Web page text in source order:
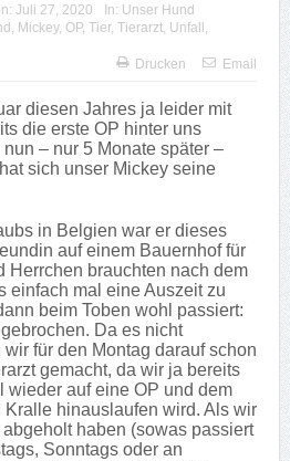
Juli 27, 2020 In: Unser Hund
, Mickey, OP, Tier, Tierarzt, Unfall,
Drucken
Email
diesen Jahres ja leider mit
die erste OP hinter uns
– nur 5 Monate später –
sich unser Mickey seine
in Belgien war er dieses
auf einem Bauernhof für
Herrchen brauchten nach dem
einfach mal eine Auszeit zu
beim Toben wohl passiert:
Da es nicht
für den Montag darauf schon
gemacht, da wir ja bereits
wieder auf eine OP und dem
hinauslaufen wird. Als wir
haben (sowas passiert
Sonntags oder an